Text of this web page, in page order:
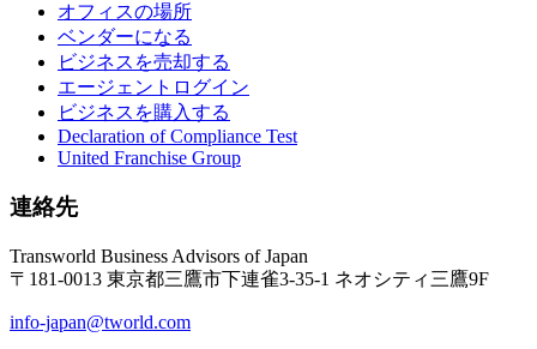
オフィスの場所
ベンダーになる
ビジネスを売却する
エージェントログイン
ビジネスを購入する
Declaration of Compliance Test
United Franchise Group
連絡先
Transworld Business Advisors of Japan
〒181-0013 東京都三鷹市下連雀3-35-1 ネオシティ三鷹9F
info-japan@tworld.com